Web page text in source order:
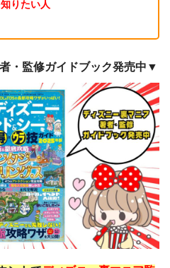
りたい人
・監修ガイドブック発売中▼